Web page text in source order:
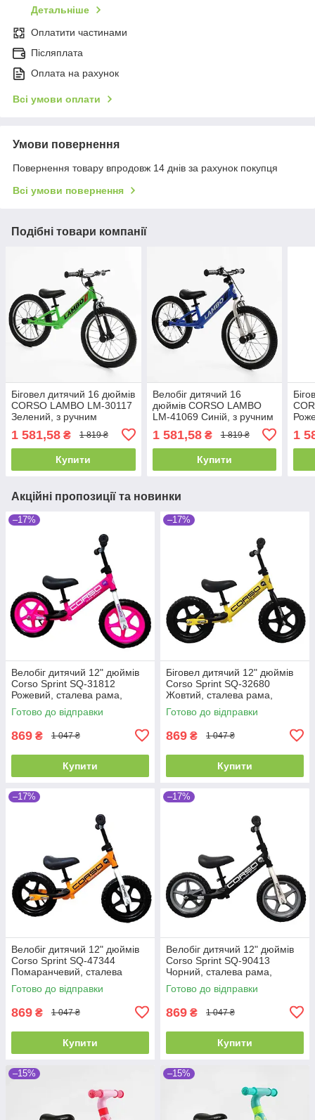
Детальніше
Оплатити частинами
Післяплата
Оплата на рахунок
Всі умови оплати
Умови повернення
Повернення товару впродовж 14 днів за рахунок покупця
Всі умови повернення
Подібні товари компанії
Біговел дитячий 16 дюймів
CORSO LAMBO LM-30117
Зелений, з ручним
дзвінком, велобіг дитячий
1 581,58 ₴ 1 819 ₴
Купити
Велобіг дитячий 16
дюймів CORSO LAMBO
LM-41069 Синій, з ручним
дзвінком, біговел дитячий
1 581,58₴ 1 819 ₴
Купити
1
Акційні пропозиції та новинки
–17%
Велобіг дитячий 12" дюймів
Corso Sprint SQ-31812
Рожевий, сталева рама,
колеса EVA (піна), підставка
для ніжок, біговел
Готово до відправки
869 ₴ 1 047 ₴
Купити
–17%
Біговел дитячий 12" дюймів
Corso Sprint SQ-32680
Жовтий, сталева рама,
колеса EVA (піна), підставка
для ніжок, велобіг
Готово до відправки
869 ₴ 1 047 ₴
Купити
–17%
Велобіг дитячий 12" дюймів
Corso Sprint SQ-47344
Помаранчевий, сталева
рама, колеса EVA (піна),
підставка для ніжок, біговел
Готово до відправки
869 ₴ 1 047 ₴
Купити
–17%
Велобіг дитячий 12" дюймів
Corso Sprint SQ-90413
Чорний, сталева рама,
колеса EVA (піна), підставка
для ніжок, біговел
Готово до відправки
869 ₴ 1 047 ₴
Купити
–15% –15%